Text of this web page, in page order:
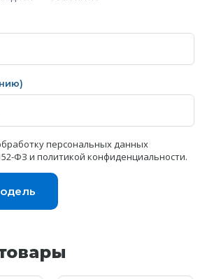
персональных данных
ФЗ и политикой конфиденциальности.